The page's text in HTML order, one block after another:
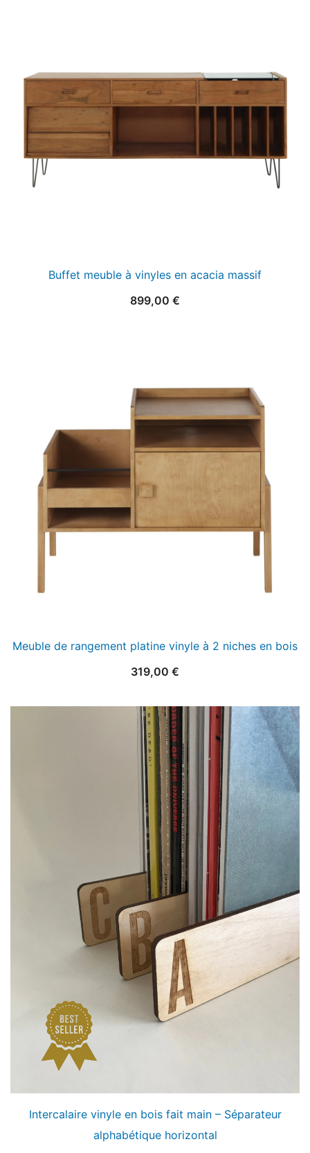
Buffet meuble à vinyles en acacia massif
899,00 €
Meuble de rangement platine vinyle à 2 niches en bois
319,00 €
Intercalaire vinyle en bois fait main – Séparateur
alphabétique horizontal